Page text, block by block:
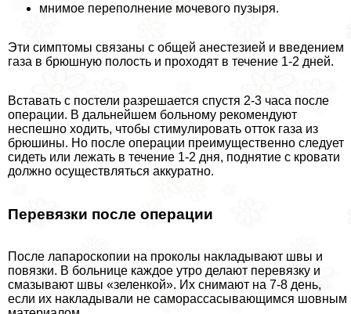
мнимое переполнение мочевого пузыря.
Эти симптомы связаны с общей анестезией и введением
газа в брюшную полость и проходят в течение 1-2 дней.
Вставать с постели разрешается спустя 2-3 часа после
операции. В дальнейшем больному рекомендуют
неспешно ходить, чтобы стимулировать отток газа из
брюшины. Но после операции преимущественно следует
сидеть или лежать в течение 1-2 дня, поднятие с кровати
должно осуществляться аккуратно.
Перевязки после операции
После лапароскопии на проколы накладывают швы и
повязки. В больнице каждое утро делают перевязку и
смазывают швы «зеленкой». Их снимают на 7-8 день,
если их накладывали не саморассасывающимся шовным